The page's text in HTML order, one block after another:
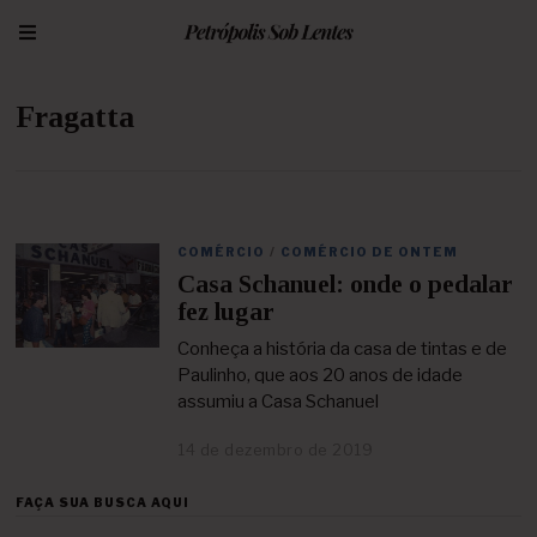
Fragatta
COMÉRCIO / COMÉRCIO DE ONTEM
Casa Schanuel: onde o pedalar
fez lugar
Conheça a história da casa de tintas e de
Paulinho, que aos 20 anos de idade
assumiu a Casa Schanuel
FAÇA SUA BUSCA AQUI